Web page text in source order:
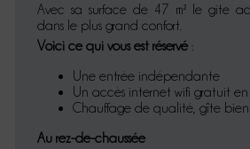
Avec sa surface de 47 m² le gite
dans le plus grand confort.
Voici ce qui vous est réservé :
Une entrée indépendante
Un accès internet wifi gratuit en
Chauffage de qualité, gîte bien
Au rez-de-chaussée